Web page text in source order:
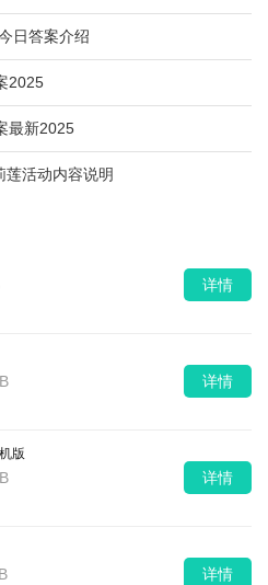
日答案介绍
2025
最新2025
莲活动内容说明
详情
详情
版
详情
详情